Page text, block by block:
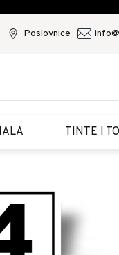
Poslovnice
TINTE I